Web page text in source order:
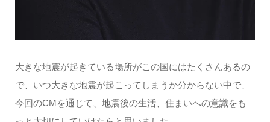
大きな地震が起きている場所がこの国にはたくさんあるの
で、いつ大きな地震が起こってしまうか分からない中で、
今回のCMを通じて、地震後の生活、住まいへの意識をも